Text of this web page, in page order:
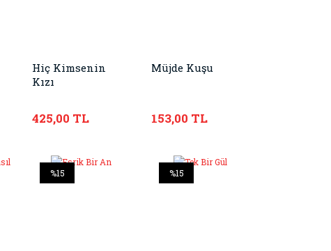
Hiç Kimsenin
Kızı
425,00 TL
Müjde Kuşu
153,00 TL
%15 %15